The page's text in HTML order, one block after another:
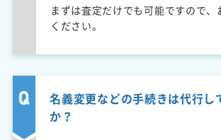
まずは査定だけでも可能ですので、
ください。
名義変更などの手続きは代行し
か？